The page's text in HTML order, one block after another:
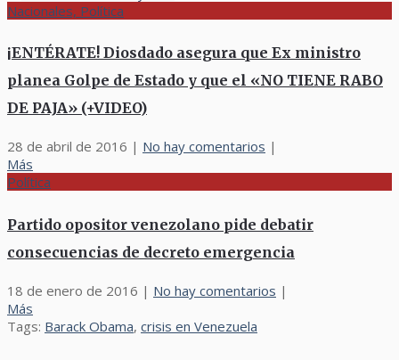
Nacionales, Política
¡ENTÉRATE! Diosdado asegura que Ex ministro
planea Golpe de Estado y que el «NO TIENE RABO
DE PAJA» (+VIDEO)
28 de abril de 2016 | No hay comentarios |
Más
Política
Partido opositor venezolano pide debatir
consecuencias de decreto emergencia
18 de enero de 2016 | No hay comentarios |
Más
Tags: Barack Obama, crisis en Venezuela